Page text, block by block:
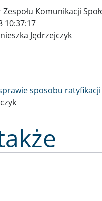
Komunikacji
10:37:17
Jędrzejczyk
sposobu